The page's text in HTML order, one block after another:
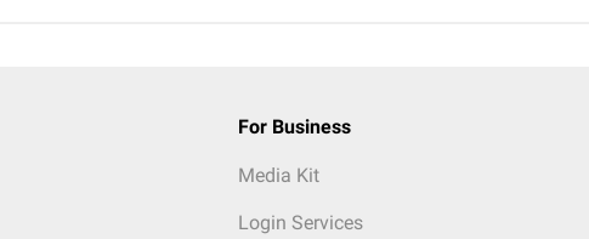
For Business
Media Kit
Login Services